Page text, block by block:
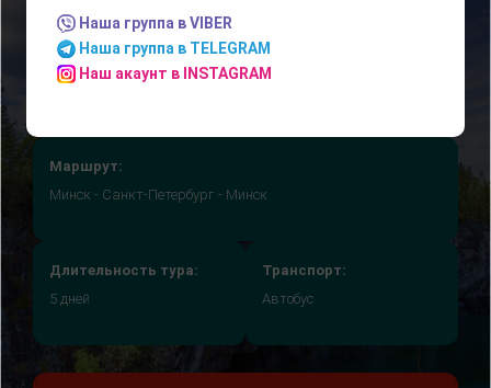
Маршрут:
Минск - Санкт-Петербург - Минск
Длительность тура:
5 дней
Транспорт:
Автобус
Наша группа в VIBER
Наша группа в TELEGRAM
Наш акаунт в INSTAGRAM